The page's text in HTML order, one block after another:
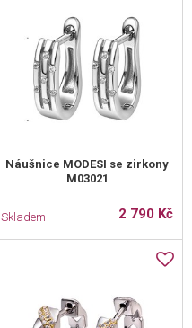
Náušnice MODESI se zirkony
M03021
Skladem 2 790 Kč